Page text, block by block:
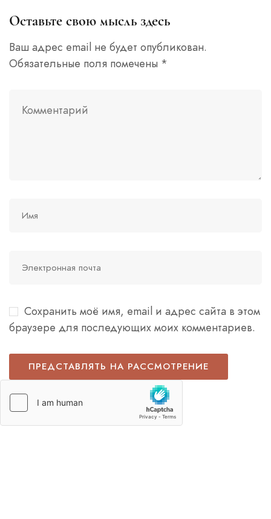
Оставьте свою мысль здесь
Ваш адрес email не будет опубликован.
Обязательные поля помечены *
Сохранить моё имя, email и адрес сайта в этом
браузере для последующих моих комментариев.